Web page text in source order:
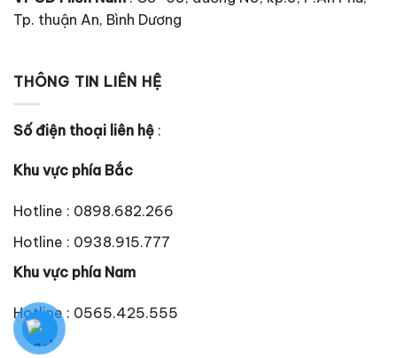
Tp. thuận An, Bình Dương
THÔNG TIN LIÊN HỆ
Số điện thoại liên hệ :
Khu vực phía Bắc
Hotline : 0898.682.266
Hotline : 0938.915.777
Khu vực phía Nam
Hotline : 0565.425.555